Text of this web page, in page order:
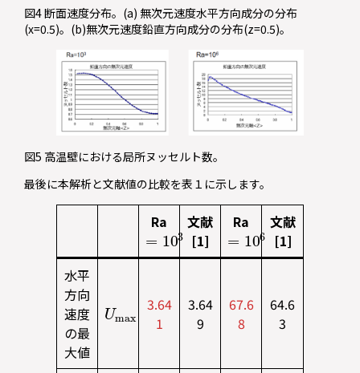
図4 断面速度分布。(a) 無次元速度水平方向成分の分布
(x=0.5)。(b)無次元速度鉛直方向成分の分布(z=0.5)。
図5 高温壁における局所ヌッセルト数。
最後に本解析と文献値の比較を表１に示します。
Ra
=10
3
文献
[1]
Ra
=10
6
文献
[1]
水平
方向
速度
の最
大値
3.64
1
3.64
9
67.6
8
64.6
3